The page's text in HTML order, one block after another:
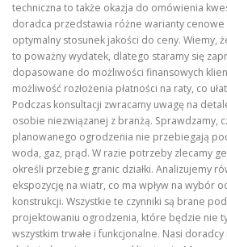
techniczna to także okazja do omówienia
doradca przedstawia różne warianty
optymalny stosunek jakości do ceny. Wiemy,
to poważny wydatek, dlatego staramy się
dopasowane do możliwości finansowych
możliwość rozłożenia płatności na raty, co
Podczas konsultacji zwracamy uwagę na
osobie niezwiązanej z branżą. Sprawdzamy,
planowanego ogrodzenia nie przebiegają
woda, gaz, prąd. W razie potrzeby zlecamy
określi przebieg granic działki. Analizujemy
ekspozycję na wiatr, co ma wpływ na wybór
konstrukcji. Wszystkie te czynniki są brane
projektowaniu ogrodzenia, które będzie nie
wszystkim trwałe i funkcjonalne. Nasi